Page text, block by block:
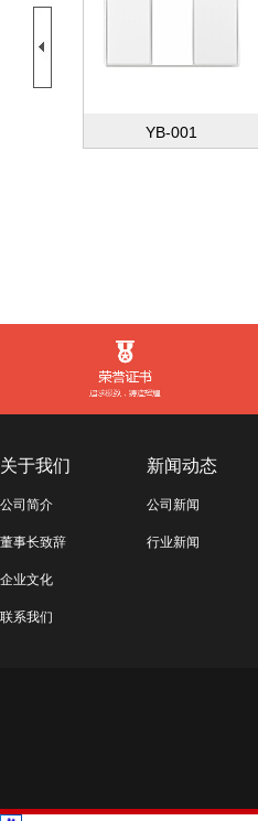
YB-001
关于我们
公司简介
董事长致辞
企业文化
联系我们
新闻动态
公司新闻
行业新闻